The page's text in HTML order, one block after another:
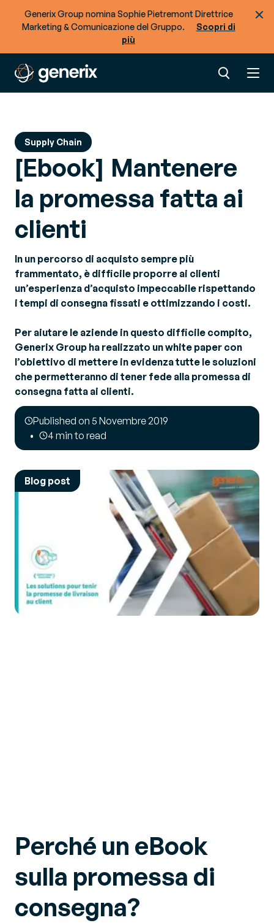
Generix Group nomina Sophie Pietremont Direttrice
Marketing & Comunicazione del Gruppo.
Scopri di
più
Supply Chain
[Ebook] Mantenere
la promessa fatta ai
clienti
In un percorso di acquisto sempre più
frammentato, è difficile proporre ai clienti
un’esperienza d’acquisto impeccabile rispettando
i tempi di consegna fissati e ottimizzando i costi.
Per aiutare le aziende in questo difficile compito,
Generix Group ha realizzato unwhite paper con
l’obiettivo di mettere in evidenza tutte le soluzioni
che permetteranno di tener fede alla promessa di
consegna fatta ai clienti.
Published on 5 Novembre 2019
4 min to read
Blog post
Perché un eBook
sulla promessa di
consegna?